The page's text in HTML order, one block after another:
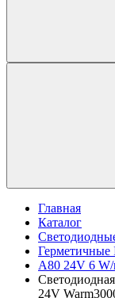
Главная
Каталог
Герметичные
A80 24V 6
24V